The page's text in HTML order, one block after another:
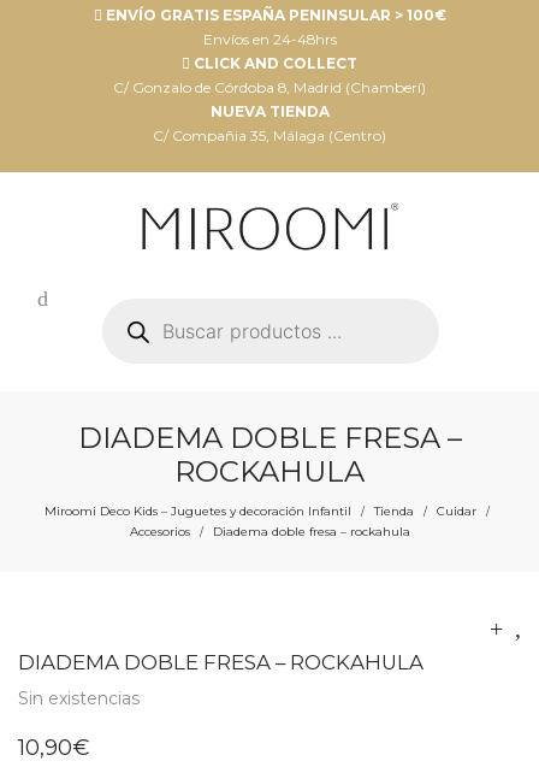
ENVÍO GRATIS ESPAÑA PENINSULAR > 100€
Envíos en 24-48hrs
CLICK AND COLLECT
C/ Gonzalo de Córdoba 8, Madrid (Chamberí)
NUEVA TIENDA
C/ Compañia 35, Málaga (Centro)
productos
DIADEMA DOBLE FRESA –
ROCKAHULA
Miroomi Deco Kids – Juguetes y decoración Infantil / Tienda / Cuidar /
Accesorios / Diadema doble fresa – rockahula
DIADEMA DOBLE FRESA – ROCKAHULA
Sin existencias
10,90€